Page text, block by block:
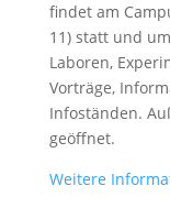
findet am
11) statt und
Laboren,
Vorträge,
Infoständen.
geöffnet.
Weitere